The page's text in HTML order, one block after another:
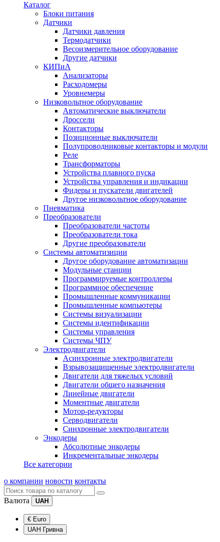
Каталог
Блоки питания
Датчики
Датчики давления
Термодатчики
Весоизмерительное оборудование
Другие датчики
КИПиА
Анализаторы
Расходомеры
Уровнемеры
Низковольтное оборудование
Автоматические выключатели
Дроссели
Контакторы
Позиционные выключатели
Полупроводниковые контакторы и модули
Реле
Трансформаторы
Устройства плавного пуска
Устройства управления и индикации
Фидеры и пускатели двигателей
Другое низковольтное оборудование
Пневматика
Преобразователи
Преобразователи частоты
Преобразователи тока
Другие преобразователи
Системы автоматизиции
Другое оборудование автоматизации
Модульные станции
Программируемые контроллеры
Программное обеспечение
Промышленные коммуникации
Промышленные компьютеры
Системы визуализации
Системы идентификации
Системы управления
Системы ЧПУ
Электродвигатели
Асинхронные электродвигатели
Взрывозащищенные электродвигатели
Двигатели для тяжелых условий
Двигатели общего назначения
Линейные двигатели
Моментные двигатели
Мотор-редукторы
Серводвигатели
Синхронные электродвигатели
Энкодеры
Абсолютные энкодеры
Инкрементальные энкодеры
Все категории
о компании новости контакты
Валюта UAH
€ Euro
UAH Гривна